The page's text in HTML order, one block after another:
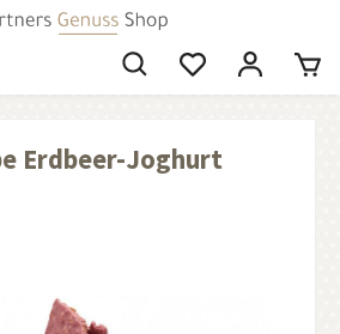
Erdbeer-Joghurt